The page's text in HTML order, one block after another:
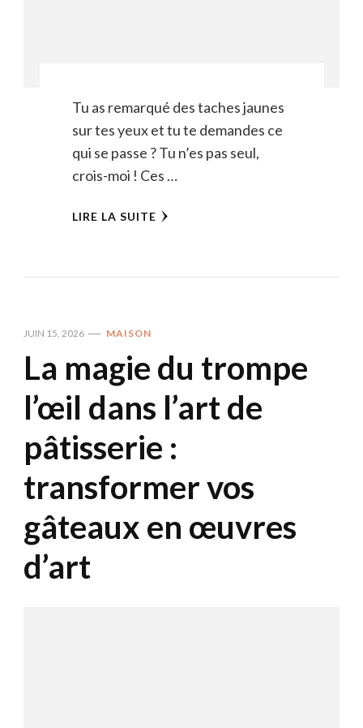
Tu as remarqué des taches jaunes
sur tes yeux et tu te demandes ce
qui se passe ? Tu n’es pas seul,
crois-moi ! Ces …
LIRE LA SUITE
JUIN 15, 2026 MAISON
La magie du trompe
l’œil dans l’art de
pâtisserie :
transformer vos
gâteaux en œuvres
d’art